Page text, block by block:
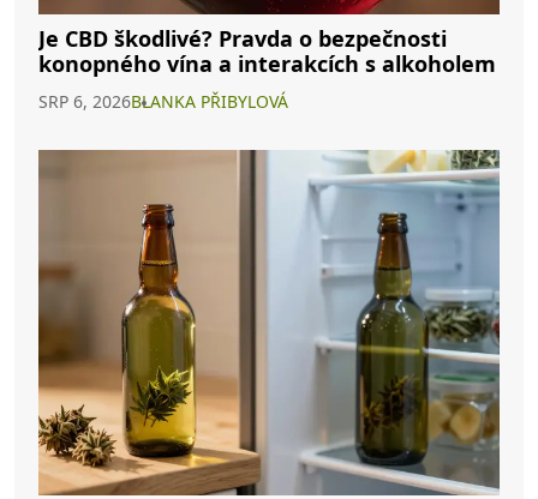
Je CBD škodlivé? Pravda o bezpečnosti
konopného vína a interakcích s alkoholem
SRP 6, 2026BLANKA PŘIBYLOVÁ